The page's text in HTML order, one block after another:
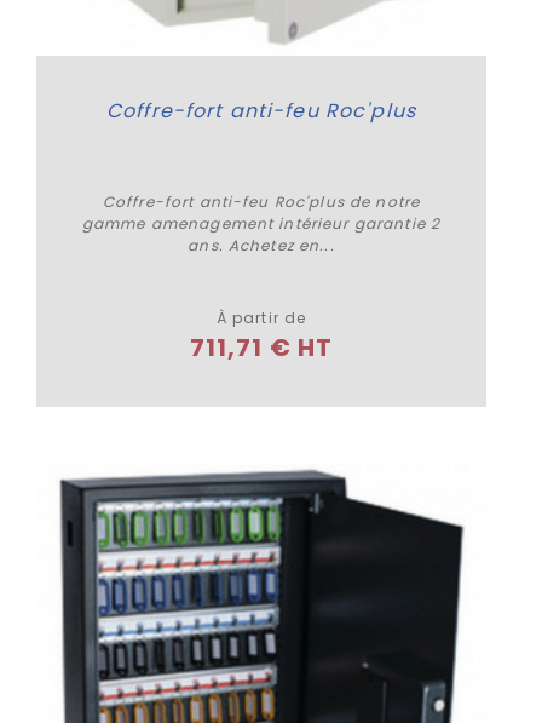
Coffre-fort anti-feu Roc'plus
Coffre-fort anti-feu Roc'plus de notre
gamme amenagement intérieur garantie 2
ans. Achetez en...
À partir de
711,71 € HT